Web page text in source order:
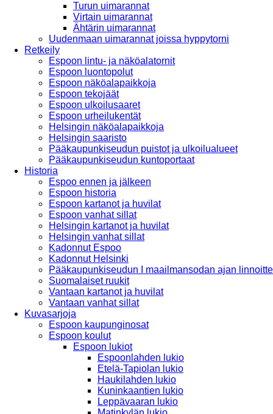
Turun uimarannat
Virtain uimarannat
Ähtärin uimarannat
Uudenmaan uimarannat joissa hyppytorni
Retkeily
Espoon lintu- ja näköalatornit
Espoon luontopolut
Espoon näköalapaikkoja
Espoon tekojäät
Espoon ulkoilusaaret
Espoon urheilukentät
Helsingin näköalapaikkoja
Helsingin saaristo
Pääkaupunkiseudun puistot ja ulkoilualueet
Pääkaupunkiseudun kuntoportaat
Historia
Espoo ennen ja jälkeen
Espoon historia
Espoon kartanot ja huvilat
Espoon vanhat sillat
Helsingin kartanot ja huvilat
Helsingin vanhat sillat
Kadonnut Espoo
Kadonnut Helsinki
Pääkaupunkiseudun I maailmansodan ajan
Suomalaiset ruukit
Vantaan kartanot ja huvilat
Vantaan vanhat sillat
Kuvasarjoja
Espoon kaupunginosat
Espoon koulut
Espoon lukiot
Espoonlahden lukio
Etelä-Tapiolan lukio
Haukilahden lukio
Kuninkaantien lukio
Leppävaaran lukio